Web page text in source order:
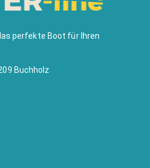
perfekte Boot für Ihren
Buchholz